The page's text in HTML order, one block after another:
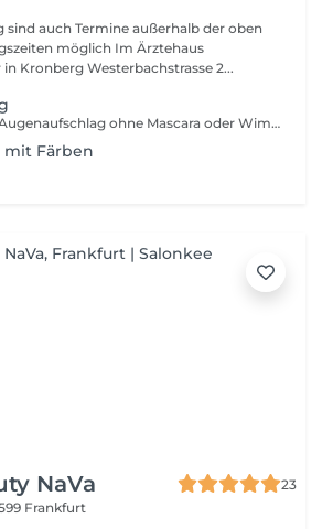
sind auch Termine außerhalb der oben
möglich Im Ärztehaus
Kronberg Westerbachstrasse 2...
Für den perfekten Augenaufschlag ohne Mascara oder Wimpernzange
Färben
NaVa
23
Frankfurt